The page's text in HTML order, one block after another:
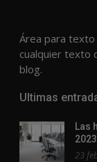
Área para
cualquier texto
blog.
Ultimas
Las
23